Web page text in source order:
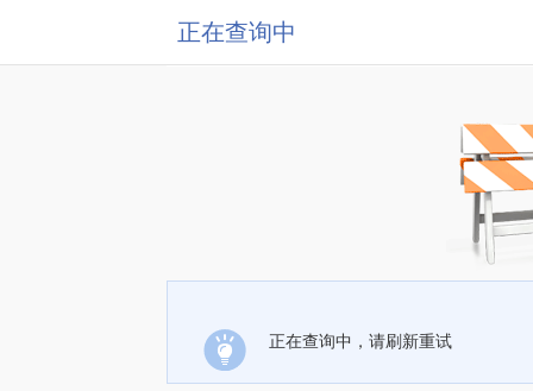
正在查询中
正在查询中，请刷新重试